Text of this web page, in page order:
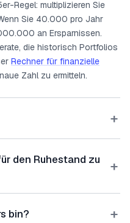
Regel: multiplizieren Sie
Sie 40.000 pro Jahr
an Ersparnissen.
die historisch Portfolios
Rechner für finanzielle
Zahl zu ermitteln.
+
den Ruhestand zu
+
bin? +